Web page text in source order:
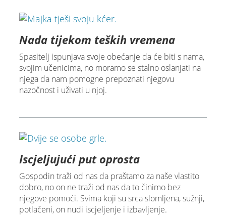
Nada tijekom teških vremena
Spasitelj ispunjava svoje obećanje da će biti s nama,
svojim učenicima, no moramo se stalno oslanjati na
njega da nam pomogne prepoznati njegovu
nazočnost i uživati u njoj.
Iscjeljujući put oprosta
Gospodin traži od nas da praštamo za naše vlastito
dobro, no on ne traži od nas da to činimo bez
njegove pomoći. Svima koji su srca slomljena, sužnji,
potlačeni, on nudi iscjeljenje i izbavljenje.